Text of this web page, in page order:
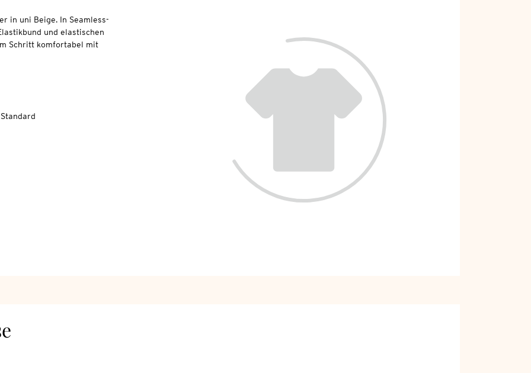
in uni Beige. In Seamless-
und elastischen
Schritt komfortabel mit